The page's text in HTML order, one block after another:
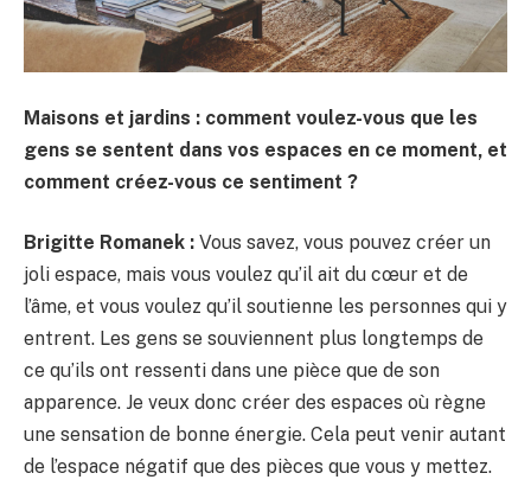
Maisons et jardins : comment voulez-vous que les
gens se sentent dans vos espaces en ce moment, et
comment créez-vous ce sentiment ?
Brigitte Romanek : Vous savez, vous pouvez créer un
joli espace, mais vous voulez qu’il ait du cœur et de
l’âme, et vous voulez qu’il soutienne les personnes qui y
entrent. Les gens se souviennent plus longtemps de
ce qu’ils ont ressenti dans une pièce que de son
apparence. Je veux donc créer des espaces où règne
une sensation de bonne énergie. Cela peut venir autant
de l’espace négatif que des pièces que vous y mettez.